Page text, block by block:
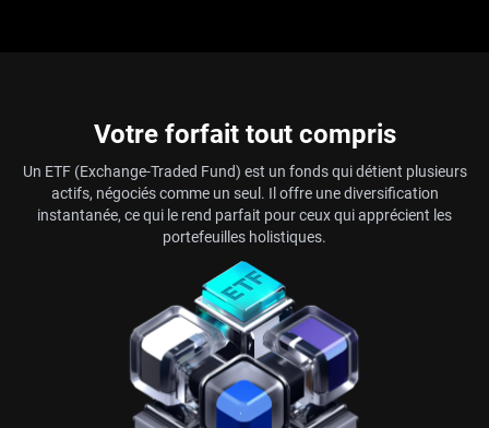
Votre forfait tout compris
Un ETF (Exchange-Traded Fund) est un fonds qui détient plusieurs
actifs, négociés comme un seul. Il offre une diversification
instantanée, ce qui le rend parfait pour ceux qui apprécient les
portefeuilles holistiques.